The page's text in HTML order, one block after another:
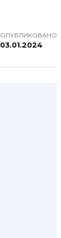
ОПУБЛИКОВАНО
03.01.2024